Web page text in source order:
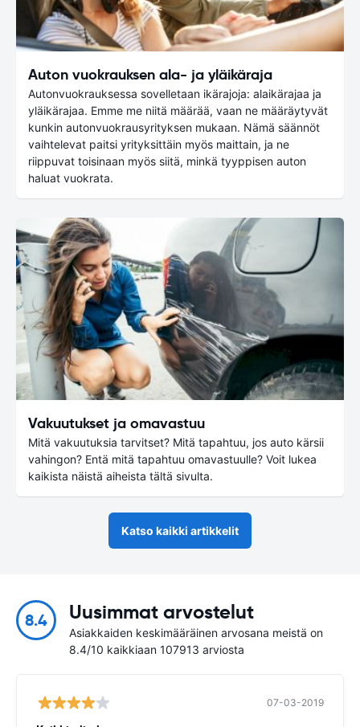
Auton vuokrauksen ala- ja yläikäraja
Autonvuokrauksessa sovelletaan ikärajoja: alaikärajaa ja
yläikärajaa. Emme me niitä määrää, vaan ne määräytyvät
kunkin autonvuokrausyrityksen mukaan. Nämä säännöt
vaihtelevat paitsi yrityksittäin myös maittain, ja ne
riippuvat toisinaan myös siitä, minkä tyyppisen auton
haluat vuokrata.
Vakuutukset ja omavastuu
Mitä vakuutuksia tarvitset? Mitä tapahtuu, jos auto kärsii
vahingon? Entä mitä tapahtuu omavastuulle? Voit lukea
kaikista näistä aiheista tältä sivulta.
Katso kaikki artikkelit
8.4 Uusimmat arvostelut
Asiakkaiden keskimääräinen arvosana meistä on
8.4/10 kaikkiaan 107913 arviosta
07-03-2019